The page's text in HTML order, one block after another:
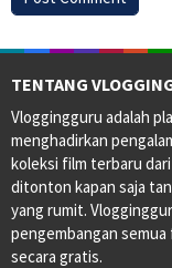
TENTANG
Vloggingguru adalah
menghadirkan
koleksi film terbaru
ditonton kapan saja
yang rumit.
pengembangan
secara gratis.